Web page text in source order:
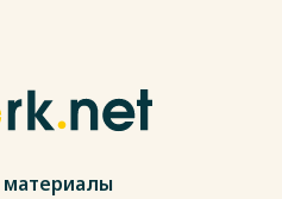
материалы